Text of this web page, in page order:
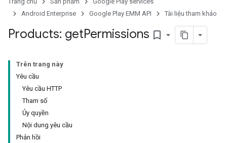
Android Enterprise
Google Play EMM API Tài liệu tham khảo
Products: getPermissions bookmark_border
Trên trang này
Yêu cầu
Yêu cầu HTTP
Tham số
Ủy quyền
Nội dung yêu cầu
Phản hồi